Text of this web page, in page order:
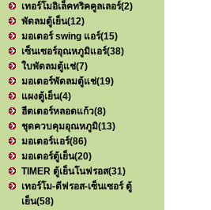
เทอร์โมอิเล็คทริคคูลเลอร์(2)
พัดลมตู้เย็น(12)
มอเตอร์ swing แอร์(15)
เซ็นเซอร์อุณหภูมิแอร์(38)
ใบพัดลมตู้แช่(7)
มอเตอร์พัดลมตู้แช่(19)
แผงตู้เย็น(4)
ฮีตเตอร์หลอดแก้ว(8)
ชุดควบคุมอุณหภูมิ(13)
มอเตอร์แอร์(86)
มอเตอร์ตู้เย็น(20)
TIMER ตู้เย็นโนฟรอส(31)
เทอร์โม-ดีฟรอส-เซ็นเซอร์ ตู้
เย็น(58)